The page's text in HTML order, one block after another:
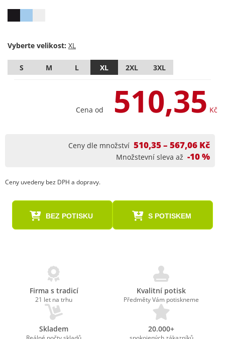
Vyberte velikost:
S M L XL 2XL 3XL
Cena od 510,35 Kč
Ceny dle množství 510,35 – 567,06 Kč
Množstevní sleva až -10 %
Ceny uvedeny bez DPH a dopravy.
BEZ POTISKU S POTISKEM
Firma s tradicí
21 let na trhu
Kvalitní potisk
Předměty Vám potiskneme
Skladem 20.000+